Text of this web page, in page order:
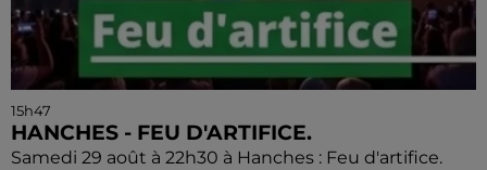
15h47
HANCHES - FEU D'ARTIFICE.
Samedi 29 août à 22h30 à Hanches : Feu d'artifice.